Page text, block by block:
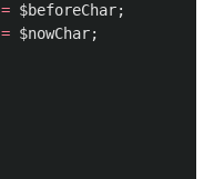
= $beforeChar;
= $nowChar;